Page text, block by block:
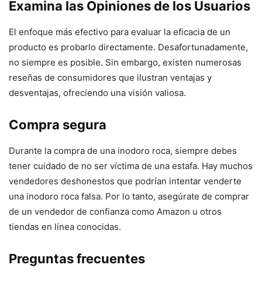
Examina las Opiniones de los Usuarios
El enfoque más efectivo para evaluar la eficacia de un
producto es probarlo directamente. Desafortunadamente,
no siempre es posible. Sin embargo, existen numerosas
reseñas de consumidores que ilustran ventajas y
desventajas, ofreciendo una visión valiosa.
Compra segura
Durante la compra de una inodoro roca, siempre debes
tener cuidado de no ser víctima de una estafa. Hay muchos
vendedores deshonestos que podrían intentar venderte
una inodoro roca falsa. Por lo tanto, asegúrate de comprar
de un vendedor de confianza como Amazon u otros
tiendas en línea conocidas.
Preguntas frecuentes